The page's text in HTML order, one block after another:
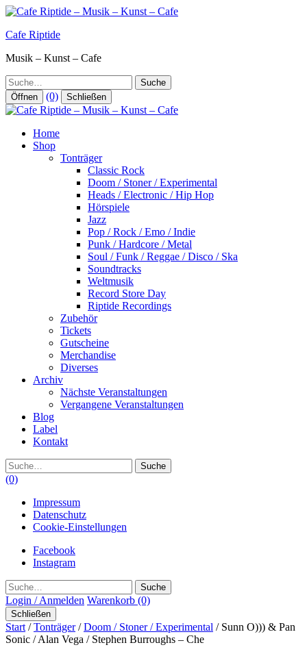
Zum
springen
Cafe Riptide
Musik – Kunst – Cafe
Suche
Öffnen (0) Schließen
Home
Shop
Tonträger
Classic Rock
Doom / Stoner / Experimental
Heads / Electronic / Hip Hop
Hörspiele
Jazz
Pop / Rock / Emo / Indie
Punk / Hardcore / Metal
Soul / Funk / Reggae / Disco / Ska
Soundtracks
Weltmusik
Record Store Day
Riptide Recordings
Zubehör
Tickets
Gutscheine
Merchandise
Diverses
Archiv
Nächste Veranstaltungen
Vergangene Veranstaltungen
Blog
Label
Kontakt
Suche
(0)
Impressum
Datenschutz
Cookie-Einstellungen
Facebook
Instagram
Suche
Login / Anmelden Warenkorb (0)
Schließen
Start /Tonträger/Doom / Stoner / Experimental / Sunn O))) & Pan
Sonic / Alan Vega / Stephen Burroughs ‎– Che